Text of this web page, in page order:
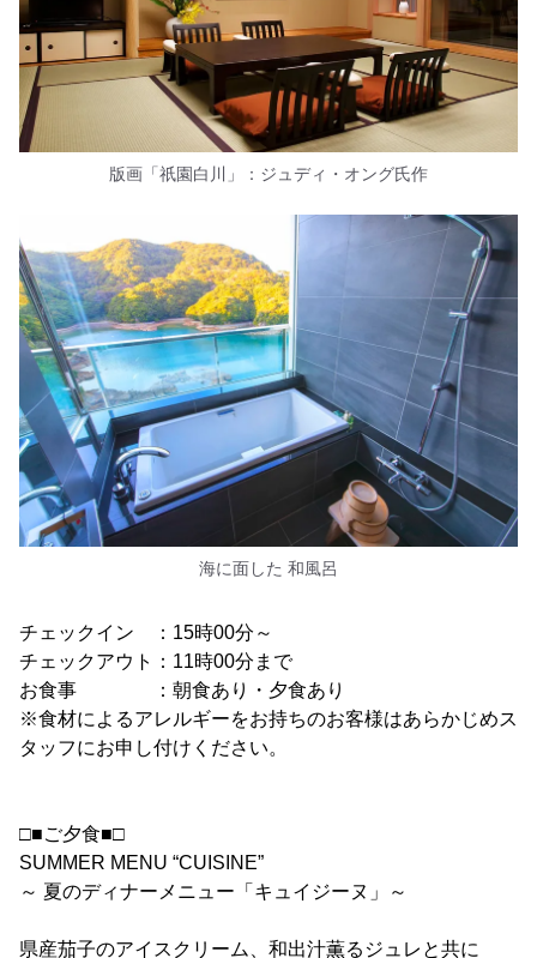
版画「祇園白川」：ジュディ・オング氏作
海に面した 和風呂
チェックイン ：15時00分～
チェックアウト：11時00分まで
お食事 ：朝食あり・夕食あり
※食材によるアレルギーをお持ちのお客様はあらかじめス
タッフにお申し付けください。
□■ご夕食■□
SUMMER MENU “CUISINE”
～ 夏のディナーメニュー「キュイジーヌ」～
県産茄子のアイスクリーム、和出汁薫るジュレと共に